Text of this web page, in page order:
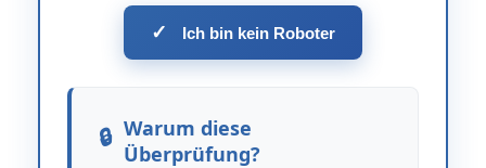
✓ Ich bin kein Roboter
Warum diese
Überprüfung?